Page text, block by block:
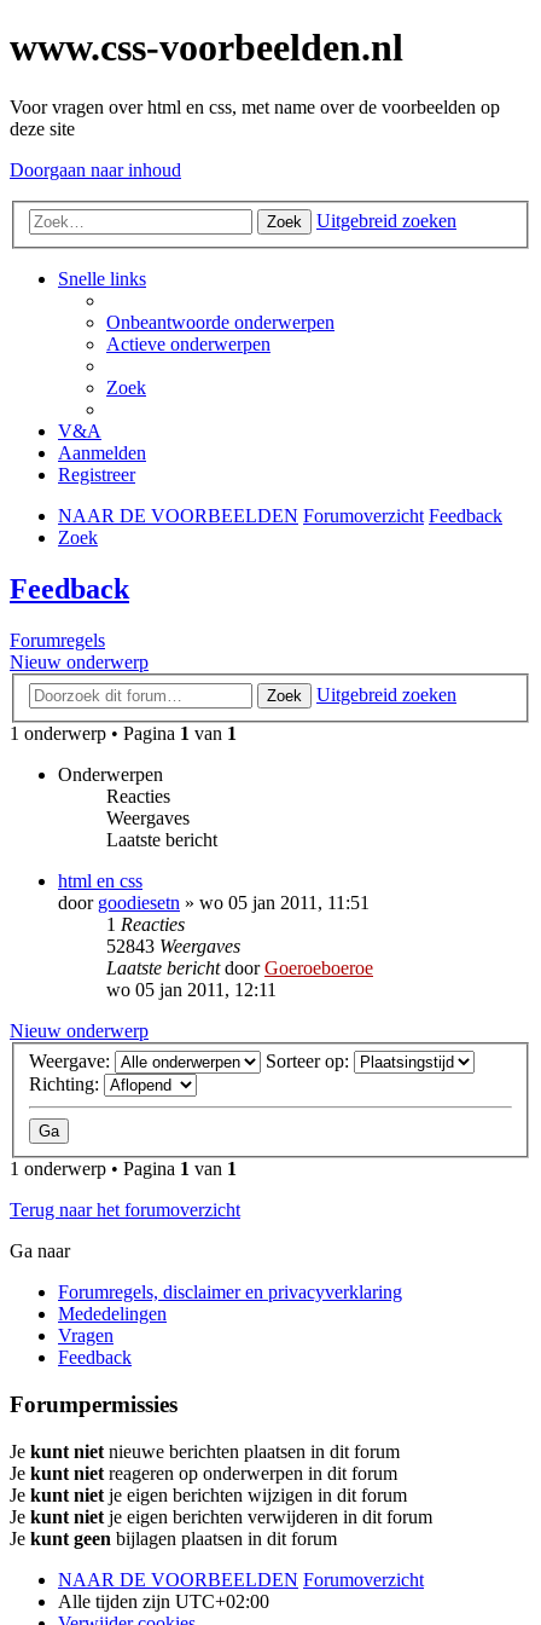
www.css-voorbeelden.nl
Voor vragen over html en css, met name over de voorbeelden op
deze site
Doorgaan naar inhoud
Zoek Uitgebreid zoeken
Snelle links
Onbeantwoorde onderwerpen
Actieve onderwerpen
Zoek
V&A
Aanmelden
Registreer
NAAR DE VOORBEELDEN Forumoverzicht Feedback
Zoek
Feedback
Forumregels
Nieuw onderwerp
Zoek
Uitgebreid zoeken
1 onderwerp • Pagina 1 van 1
Onderwerpen
Reacties
Weergaves
Laatste bericht
html en css
door goodiesetn » wo 05 jan 2011, 11:51
1 Reacties
52843 Weergaves
Laatste berichtdoorGoeroeboeroe
wo 05 jan 2011, 12:11
Nieuw onderwerp
Weergave:
Sorteer op:
Richting:
1 onderwerp • Pagina 1 van 1
Terug naar het forumoverzicht
Ga naar
Forumregels, disclaimer en privacyverklaring
Mededelingen
Vragen
Feedback
Forumpermissies
Je kunt niet nieuwe berichten plaatsen in dit forum
Je kunt niet reageren op onderwerpen in dit forum
Je kunt niet je eigen berichten wijzigen in dit forum
Je kunt niet je eigen berichten verwijderen in dit forum
Je kunt geen bijlagen plaatsen in dit forum
NAAR DE VOORBEELDEN Forumoverzicht
Alle tijden zijn UTC+02:00